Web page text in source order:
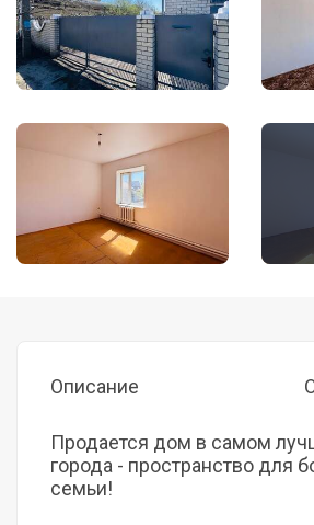
Описание
Продается дом в самом
города - пространство для
семьи!